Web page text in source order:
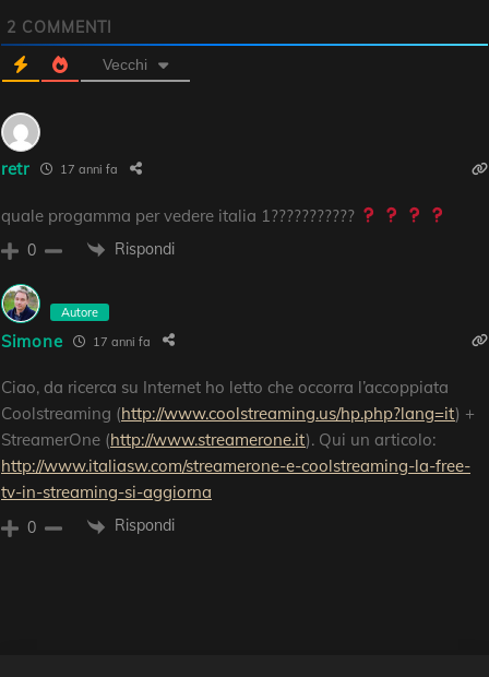
2 COMMENTI
Vecchi
retr 17 anni fa
quale progamma per vedere italia 1???????????
0 Rispondi
Autore
Simone 17 anni fa
Ciao, da ricerca su Internet ho letto che occorra l’accoppiata
Coolstreaming (http://www.coolstreaming.us/hp.php?lang=it) +
StreamerOne (http://www.streamerone.it). Qui un articolo:
http://www.italiasw.com/streamerone-e-coolstreaming-la-free-
tv-in-streaming-si-aggiorna
0 Rispondi